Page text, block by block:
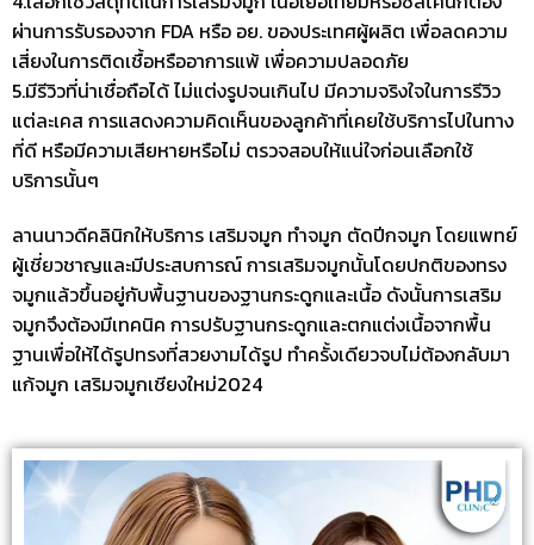
ผ่านการรับรองจาก FDA หรือ อย. ของประเทศผู้ผลิต เพื่อลดความ
เสี่ยงในการติดเชื้อหรืออาการแพ้ เพื่อความปลอดภัย
5.มีรีวิวที่น่าเชื่อถือได้ ไม่แต่งรูปจนเกินไป มีความจริงใจในการรีวิว
แต่ละเคส การแสดงความคิดเห็นของลูกค้าที่เคยใช้บริการไปในทาง
ที่ดี หรือมีความเสียหายหรือไม่ ตรวจสอบให้แน่ใจก่อนเลือกใช้
บริการนั้นๆ
ลานนาวดีคลินิกให้บริการ เสริมจมูก ทำจมูก ตัดปีกจมูก โดยแพทย์
ผู้เชี่ยวชาญและมีประสบการณ์ การเสริมจมูกนั้นโดยปกติของทรง
จมูกแล้วขึ้นอยู่กับพื้นฐานของฐานกระดูกและเนื้อ ดังนั้นการเสริม
จมูกจึงต้องมีเทคนิค การปรับฐานกระดูกและตกแต่งเนื้อจากพื้น
ฐานเพื่อให้ได้รูปทรงที่สวยงามได้รูป ทำครั้งเดียวจบไม่ต้องกลับมา
แก้จมูก เสริมจมูกเชียงใหม่2024